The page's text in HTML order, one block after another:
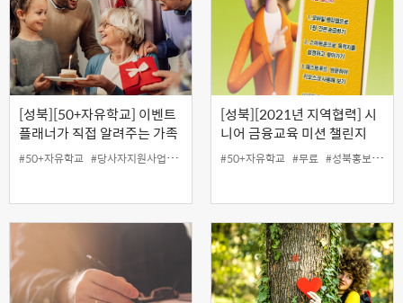
[성북][50+자유학교] 이벤트
플래너가 직접 알려주는 가족
행사 기획 노하우!
#50+자유학교 #당사자지원사업 #무료 #성북홍보왕 #지역협력사업 #특강
[성북][2021년 지역협력] 시
니어 금융교육 미션 챌린지
(웹드라마)
#50+자유학교 #무료 #성북홍보왕